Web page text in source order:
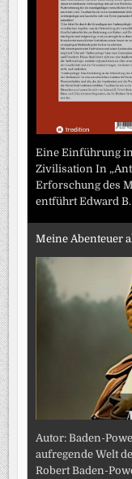
Eine Einführung
Zivilisation In
Erforschung des
entführt Edward B.
Meine Abenteuer
Autor: Baden-
aufregende Welt
Robert Baden-